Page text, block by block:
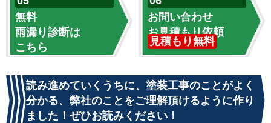
無料
雨漏り診断は
こちら
お問い合わせ
お見積もり依頼
見積もり無料
読み進めていくうちに、塗装工事のことがよく
分かる、弊社のことをご理解頂けるように作り
ました！ぜひお読みください！